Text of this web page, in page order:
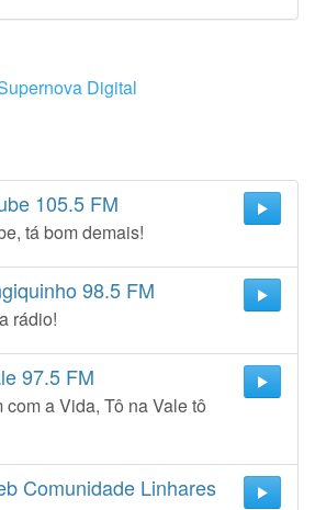
Digital
105.5 FM
tá bom demais!
98.5 FM
rádio!
97.5 FM
com a Vida, Tô na Vale tô
Comunidade Linhares